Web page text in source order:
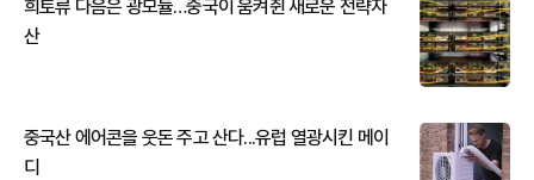
희토류 다음은 광모듈…중국이 움켜쥔 새로운 전략자
산
중국산 에어콘을 웃돈 주고 산다...유럽 열광시킨 메이
디